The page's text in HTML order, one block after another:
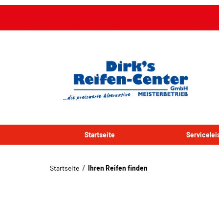
Startseite
Startseite Ihren Reifen finden